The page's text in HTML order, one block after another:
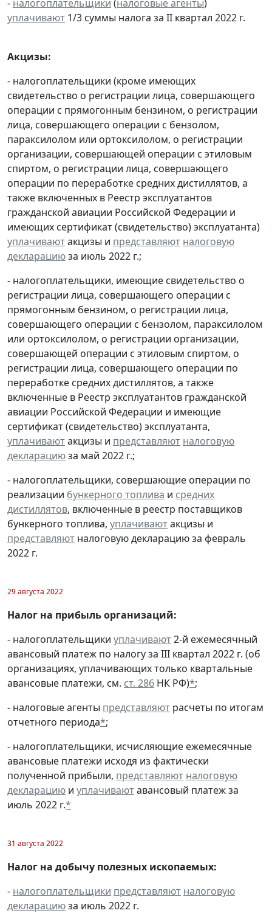
- налогоплательщики (налоговые агенты)
уплачивают 1/3 суммы налога за II квартал 2022 г.
Акцизы:
- налогоплательщики (кроме имеющих
свидетельство о регистрации лица, совершающего
операции с прямогонным бензином, о регистрации
лица, совершающего операции с бензолом,
параксилолом или ортоксилолом, о регистрации
организации, совершающей операции с этиловым
спиртом, о регистрации лица, совершающего
операции по переработке средних дистиллятов, а
также включенных в Реестр эксплуатантов
гражданской авиации Российской Федерации и
имеющих сертификат (свидетельство) эксплуатанта)
уплачиваютакцизы и представляют налоговую
декларациюза июль 2022 г.;
- налогоплательщики, имеющие свидетельство о
регистрации лица, совершающего операции с
прямогонным бензином, о регистрации лица,
совершающего операции с бензолом, параксилолом
или ортоксилолом, о регистрации организации,
совершающей операции с этиловым спиртом, о
регистрации лица, совершающего операции по
переработке средних дистиллятов, а также
включенные в Реестр эксплуатантов гражданской
авиации Российской Федерации и имеющие
сертификат (свидетельство) эксплуатанта,
уплачиваютакцизы и представляют налоговую
декларациюза май 2022 г.;
- налогоплательщики, совершающие операции по
реализации бункерного топлива и средних
дистиллятов, включенные в реестр поставщиков
бункерного топлива, уплачиваютакцизы и
представляют налоговую декларацию за февраль
2022 г.
29 августа 2022
Налог на прибыль организаций:
- налогоплательщики уплачивают2-й ежемесячный
авансовый платеж по налогу за III квартал 2022 г. (об
организациях, уплачивающих только квартальные
авансовые платежи, см. ст. 286 НК РФ)*;
- налоговые агенты представляют расчеты по итогам
отчетного периода*;
- налогоплательщики, исчисляющие ежемесячные
авансовые платежи исходя из фактически
полученной прибыли, представляют налоговую
декларацию и уплачиваютавансовый платеж за
июль 2022 г.*
31 августа 2022
Налог на добычу полезных ископаемых:
- налогоплательщики представляют налоговую
декларациюза июль 2022 г.